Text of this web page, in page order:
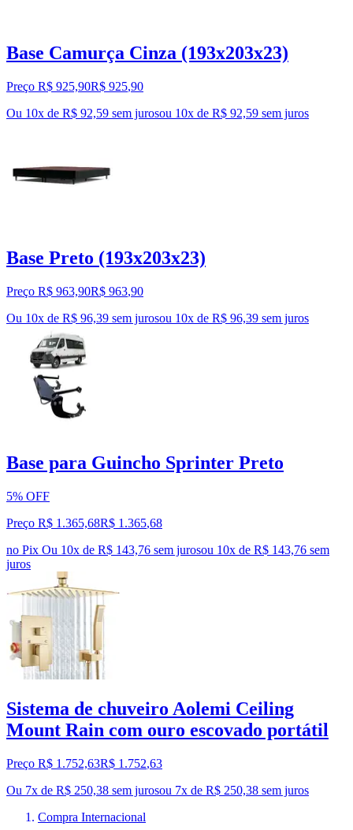
Base Camurça Cinza (193x203x23)
Preço R$ 925,90R$ 925,90
Ou 10x de R$ 92,59 sem jurosou 10x de R$ 92,59 sem juros
Base Preto (193x203x23)
Preço R$ 963,90R$ 963,90
Ou 10x de R$ 96,39 sem jurosou 10x de R$ 96,39 sem juros
Base para Guincho Sprinter Preto
5% OFF
Preço R$ 1.365,68R$ 1.365,68
no Pix Ou 10x de R$ 143,76 sem jurosou 10x de R$ 143,76 sem
juros
Sistema de chuveiro Aolemi Ceiling
Mount Rain com ouro escovado portátil
Preço R$ 1.752,63R$ 1.752,63
Ou 7x de R$ 250,38 sem jurosou 7x de R$ 250,38 sem juros
Compra Internacional